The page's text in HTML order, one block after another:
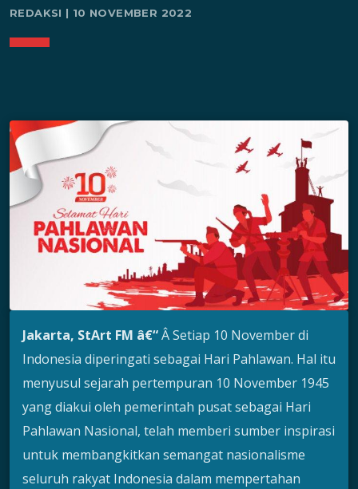
REDAKSI | 10 NOVEMBER 2022
Jakarta, StArt FM â€“Â Setiap 10 November di
Indonesia diperingati sebagai Hari Pahlawan. Hal itu
menyusul sejarah pertempuran 10 November 1945
yang diakui oleh pemerintah pusat sebagai Hari
Pahlawan Nasional, telah memberi sumber inspirasi
untuk membangkitkan semangat nasionalisme
seluruh rakyat Indonesia dalam mempertahan